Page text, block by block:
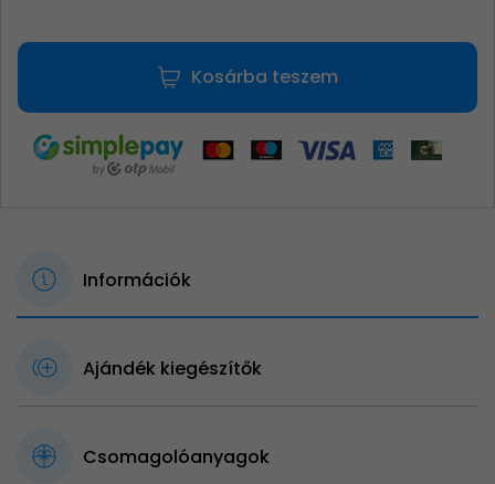
Kosárba teszem
Információk
Ajándék kiegészítők
Csomagolóanyagok